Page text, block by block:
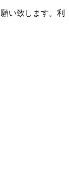
い致します。利